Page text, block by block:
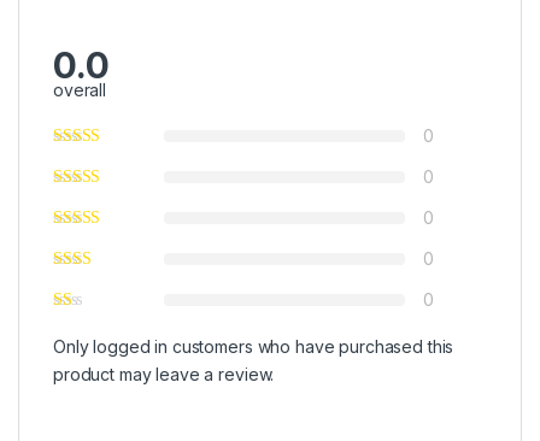
0.0
overall
0
0
0
0
0
Only logged in customers who have purchased this
product may leave a review.